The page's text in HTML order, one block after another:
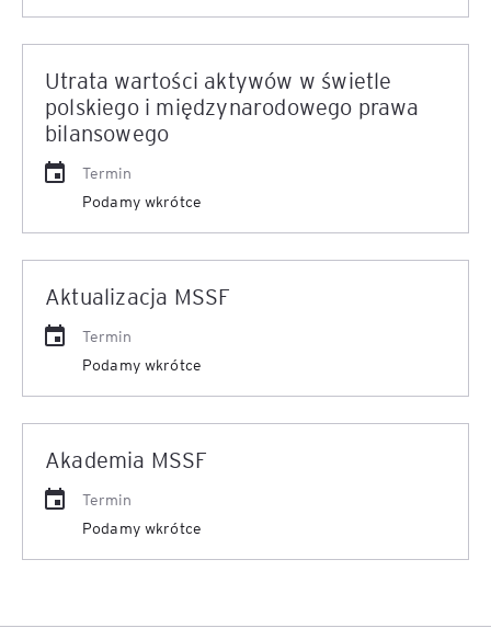
Utrata wartości aktywów w świetle
polskiego i międzynarodowego prawa
bilansowego
Termin
Podamy wkrótce
Aktualizacja MSSF
Termin
Podamy wkrótce
Akademia MSSF
Termin
Podamy wkrótce